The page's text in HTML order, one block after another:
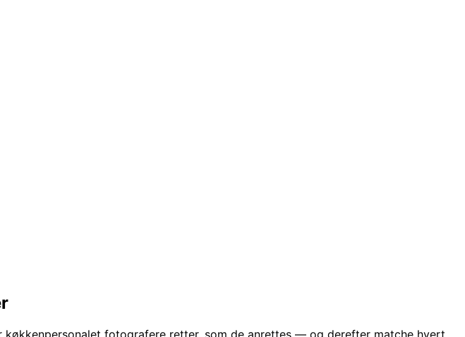
fotografere retter, som de anrettes — og derefter matche hvert